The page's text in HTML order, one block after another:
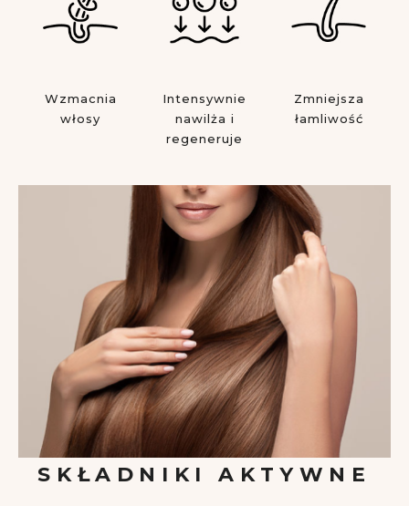
Wzmacnia
włosy
Intensywnie
nawilża i
regeneruje
Zmniejsza
łamliwość
SKŁADNIKI AKTYWNE